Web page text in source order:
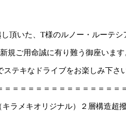
頂いた、T様のルノー・ルーテシ
規ご用命誠に有り難う御座います
ステキなドライブをお楽しみ下さい
＝＝＝＝＝＝＝＝＝＝＝＝＝＝＝
メキオリジナル）２層構造超